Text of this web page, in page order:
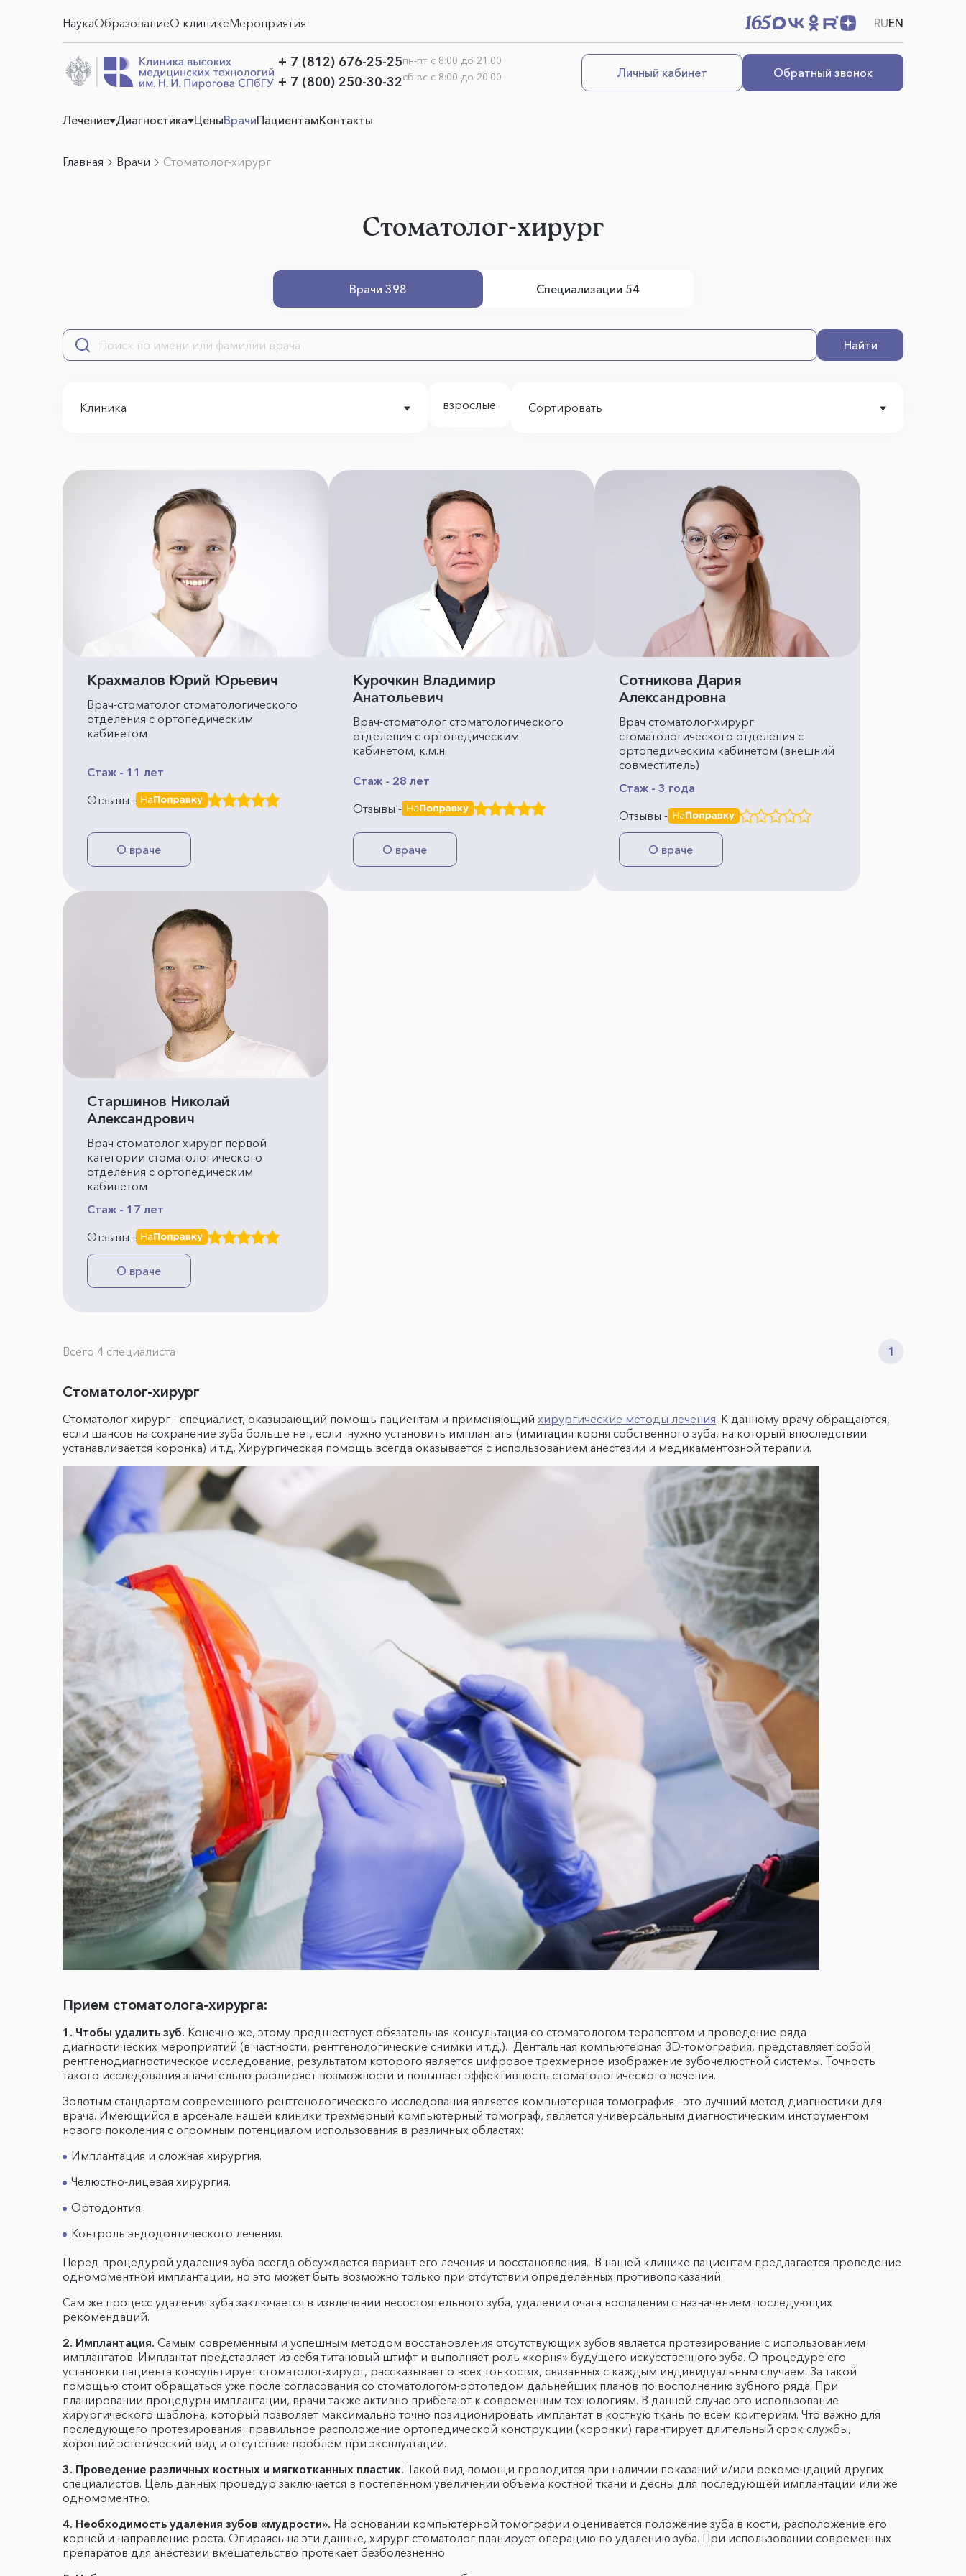
НаукаОбразованиеО клиникеМероприятия RUEN
+ 7 (812) 676-25-25
+ 7 (800) 250-30-32
пн-пт с 8:00 до 21:00
сб-вс с 8:00 до 20:00
Обратный звонок
Личный кабинет
Лечение Диагностика ЦеныВрачиПациентамКонтакты
Главная Врачи Стоматолог-хирург
Стоматолог-хирург
Врачи 398 Специализации 54
Найти
Клиника взрослые Сортировать
Крахмалов Юрий Юрьевич
Врач-стоматолог стоматологического
отделения с ортопедическим
кабинетом
Стаж - 11 лет
Отзывы -
О враче
Курочкин Владимир
Анатольевич
Врач-стоматолог стоматологического
отделения с ортопедическим
кабинетом, к.м.н.
Стаж - 28 лет
Отзывы -
О враче
Сотникова Дария
Александровна
Врач стоматолог-хирург
стоматологического отделения с
ортопедическим кабинетом (внешний
совместитель)
Стаж - 3 года
Отзывы -
О враче
Старшинов Николай
Александрович
Врач стоматолог-хирург первой
категории стоматологического
отделения с ортопедическим
кабинетом
Стаж - 17 лет
Отзывы -
О враче
1
Всего 4 специалиста
Стоматолог-хирург
Стоматолог-хирург - специалист, оказывающий помощь пациентам и применяющий хирургические методы лечения. К данному врачу обращаются,
если шансов на сохранение зуба больше нет, если нужно установить имплантаты (имитация корня собственного зуба, на который впоследствии
устанавливается коронка) и т.д. Хирургическая помощь всегда оказывается с использованием анестезии и медикаментозной терапии.
Прием стоматолога-хирурга:
1. Чтобы удалить зуб. Конечно же, этому предшествует обязательная консультация со стоматологом-терапевтом и проведение ряда
диагностических мероприятий (в частности, рентгенологические снимки и т.д.). Дентальная компьютерная 3D-томография, представляет собой
рентгенодиагностическое исследование, результатом которого является цифровое трехмерное изображение зубочелюстной системы. Точность
такого исследования значительно расширяет возможности и повышает эффективность стоматологического лечения.
Золотым стандартом современного рентгенологического исследования является компьютерная томография - это лучший метод диагностики для
врача. Имеющийся в арсенале нашей клиники трехмерный компьютерный томограф, является универсальным диагностическим инструментом
нового поколения с огромным потенциалом использования в различных областях:
Имплантация и сложная хирургия.
Челюстно-лицевая хирургия.
Ортодонтия.
Контроль эндодонтического лечения.
Перед процедурой удаления зуба всегда обсуждается вариант его лечения и восстановления. В нашей клинике пациентам предлагается проведение
одномоментной имплантации, но это может быть возможно только при отсутствии определенных противопоказаний.
Сам же процесс удаления зуба заключается в извлечении несостоятельного зуба, удалении очага воспаления с назначением последующих
рекомендаций.
2. Имплантация. Самым современным и успешным методом восстановления отсутствующих зубов является протезирование с использованием
имплантатов. Имплантат представляет из себя титановый штифт и выполняет роль «корня» будущего искусственного зуба. О процедуре его
установки пациента консультирует стоматолог-хирург, рассказывает о всех тонкостях, связанных с каждым индивидуальным случаем. За такой
помощью стоит обращаться уже после согласования со стоматологом-ортопедом дальнейших планов по восполнению зубного ряда. При
планировании процедуры имплантации, врачи также активно прибегают к современным технологиям. В данной случае это использование
хирургического шаблона, который позволяет максимально точно позиционировать имплантат в костную ткань по всем критериям. Что важно для
последующего протезирования: правильное расположение ортопедической конструкции (коронки) гарантирует длительный срок службы,
хороший эстетический вид и отсутствие проблем при эксплуатации.
3. Проведение различных костных и мягкотканных пластик. Такой вид помощи проводится при наличии показаний и/или рекомендаций других
специалистов. Цель данных процедур заключается в постепенном увеличении объема костной ткани и десны для последующей имплантации или же
одномоментно.
4. Необходимость удаления зубов «мудрости». На основании компьютерной томографии оценивается положение зуба в кости, расположение его
корней и направление роста. Опираясь на эти данные, хирург-стоматолог планирует операцию по удалению зуба. При использовании современных
препаратов для анестезии вмешательство протекает безболезненно.